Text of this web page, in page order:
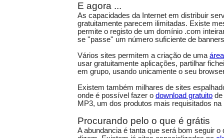
E agora ...
As capacidades da Internet em distribuir
gratuitamente parecem ilimitadas. Existe
permite o registo de um domínio .com
se ''passe'' um número suficiente de
Vários sites permitem a criação de uma
usar gratuitamente aplicações, partilhar
em grupo, usando unicamente o seu
Existem também milhares de sites
onde é possível fazer o download gratuito
MP3, um dos produtos mais requisitados na
Procurando pelo o que é grátis
A abundancia é tanta que será bom seguir